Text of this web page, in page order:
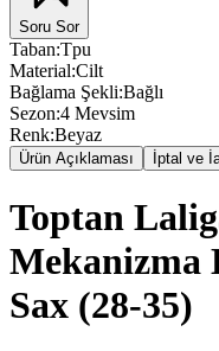
Soru Sor
Taban:Tpu
Material:Cilt
Bağlama Şekli:Bağlı
Sezon:4 Mevsim
Renk:Beyaz
Ürün Açıklaması İptal ve
Toptan
Mekanizma
Sax (28-35)